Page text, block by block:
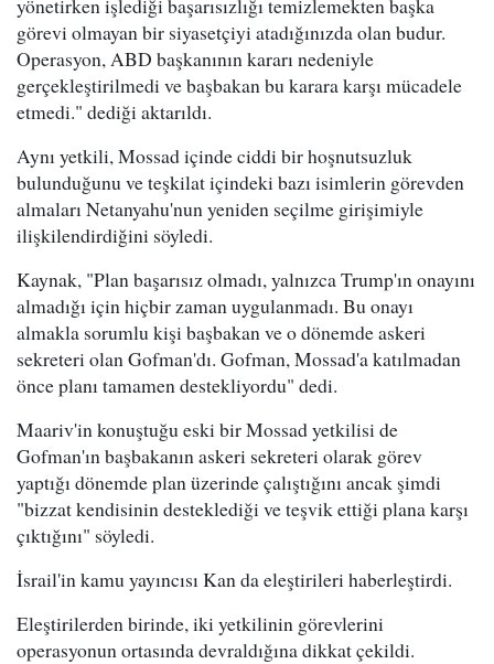
yönetirken işlediği başarısızlığı temizlemekten başka
görevi olmayan bir siyasetçiyi atadığınızda olan budur.
Operasyon, ABD başkanının kararı nedeniyle
gerçekleştirilmedi ve başbakan bu karara karşı mücadele
etmedi." dediği aktarıldı.
Aynı yetkili, Mossad içinde ciddi bir hoşnutsuzluk
bulunduğunu ve teşkilat içindeki bazı isimlerin görevden
almaları Netanyahu'nun yeniden seçilme girişimiyle
ilişkilendirdiğini söyledi.
Kaynak, "Plan başarısız olmadı, yalnızca Trump'ın onayını
almadığı için hiçbir zaman uygulanmadı. Bu onayı
almakla sorumlu kişi başbakan ve o dönemde askeri
sekreteri olan Gofman'dı. Gofman, Mossad'a katılmadan
önce planı tamamen destekliyordu" dedi.
Maariv'in konuştuğu eski bir Mossad yetkilisi de
Gofman'ın başbakanın askeri sekreteri olarak görev
yaptığı dönemde plan üzerinde çalıştığını ancak şimdi
"bizzat kendisinin desteklediği ve teşvik ettiği plana karşı
çıktığını" söyledi.
İsrail'in kamu yayıncısı Kan da eleştirileri haberleştirdi.
Eleştirilerden birinde, iki yetkilinin görevlerini
operasyonun ortasında devraldığına dikkat çekildi.